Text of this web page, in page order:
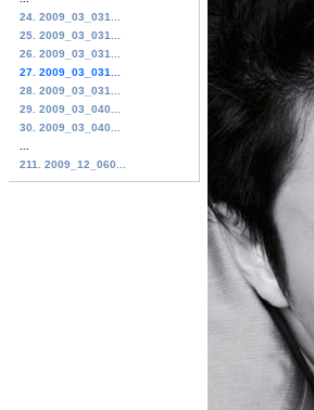
24. 2009_03_031...
25. 2009_03_031...
26. 2009_03_031...
27. 2009_03_031...
28. 2009_03_031...
29. 2009_03_040...
30. 2009_03_040...
211. 2009_12_060...